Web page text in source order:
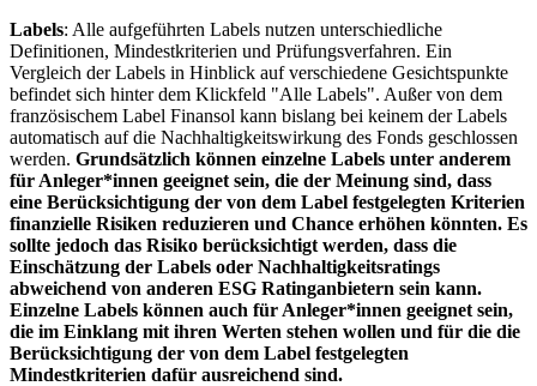
Labels: Alle aufgeführten Labels nutzen unterschiedliche
Definitionen, Mindestkriterien und Prüfungsverfahren. Ein
Vergleich der Labels in Hinblick auf verschiedene Gesichtspunkte
befindet sich hinter dem Klickfeld "Alle Labels". Außer von dem
französischem Label Finansol kann bislang bei keinem der Labels
automatisch auf die Nachhaltigkeitswirkung des Fonds geschlossen
werden. Grundsätzlich können einzelne Labels unter anderem
für Anleger*innen geeignet sein, die der Meinung sind, dass
eine Berücksichtigung der von dem Label festgelegten Kriterien
finanzielle Risiken reduzieren und Chance erhöhen könnten. Es
sollte jedoch das Risiko berücksichtigt werden, dass die
Einschätzung der Labels oder Nachhaltigkeitsratings
abweichend von anderen ESG Ratinganbietern sein kann.
Einzelne Labels können auch für Anleger*innen geeignet sein,
die im Einklang mit ihren Werten stehen wollen und für die die
Berücksichtigung der von dem Label festgelegten
Mindestkriterien dafür ausreichend sind.